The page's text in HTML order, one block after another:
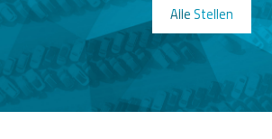
Alle Stellen